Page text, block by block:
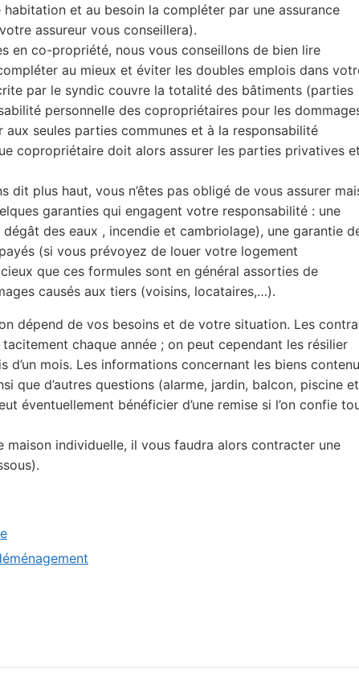
et au besoin la compléter par une assurance
assureur vous conseillera).
en co-propriété, nous vous conseillons de bien lire
au mieux et éviter les doubles emplois dans
par le syndic couvre la totalité des bâtiments (parties
personnelle des copropriétaires pour les
seules parties communes et à la responsabilité
copropriétaire doit alors assurer les parties privatives et
dit plus haut, vous n’êtes pas obligé de vous assurer
garanties qui engagent votre responsabilité : une
des eaux , incendie et cambriolage), une garantie
(si vous prévoyez de louer votre logement
que ces formules sont en général assorties de
causés aux tiers (voisins, locataires,…).
dépend de vos besoins et de votre situation. Les
chaque année ; on peut cependant les résilier
d’un mois. Les informations concernant les biens
que d’autres questions (alarme, jardin, balcon, piscine
éventuellement bénéficier d’une remise si l’on confie
maison individuelle, il vous faudra alors contracter une